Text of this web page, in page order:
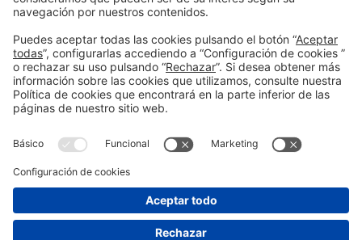
I+D y Tech Transfer
#EXPOQUIMIA2026
en las redes sociales